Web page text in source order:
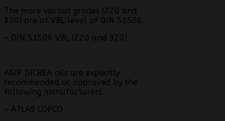
The more viscous grades (220 and
320) are at VBL level of DIN 51506.
- DIN 51506 VBL (220 and 320)
AGIP DICREA oils are explicitly
recommended or approved by the
following manufacturers:
- ATLAS COPCO